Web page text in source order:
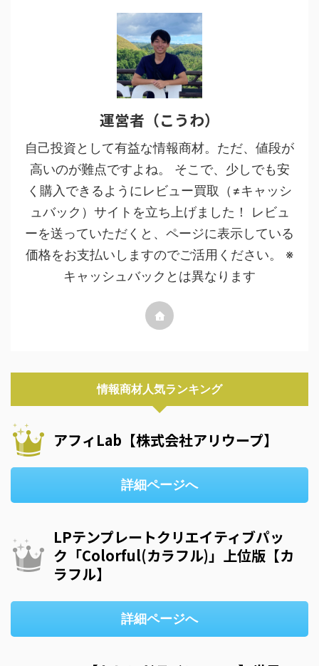
運営者（こうわ）
自己投資として有益な情報商材。ただ、値段が
高いのが難点ですよね。 そこで、少しでも安
く購入できるようにレビュー買取（≠キャッシ
ュバック）サイトを立ち上げました！ レビュ
ーを送っていただくと、ページに表示している
価格をお支払いしますのでご活用ください。 ※
キャッシュバックとは異なります
情報商材人気ランキング
アフィLab【株式会社アリウープ】
詳細ページへ
LPテンプレートクリエイティブパッ
ク「Colorful(カラフル)」上位版【カ
ラフル】
詳細ページへ